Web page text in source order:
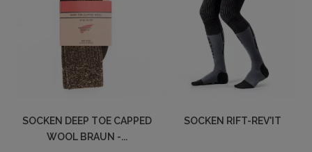
SOCKEN DEEP TOE CAPPED
WOOL BRAUN -...
SOCKEN RIFT-REV'IT